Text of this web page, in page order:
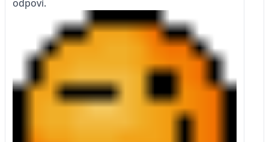
odpoví.